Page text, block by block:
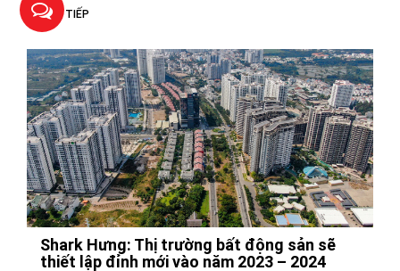
XEM TIẾP
Shark Hưng: Thị trường bất động sản sẽ
thiết lập đỉnh mới vào năm 2023 – 2024